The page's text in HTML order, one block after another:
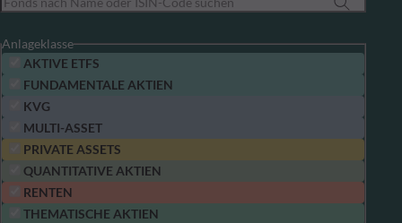
Anlageklasse
AKTIVE ETFS
FUNDAMENTALE AKTIEN
KVG
MULTI-ASSET
PRIVATE ASSETS
QUANTITATIVE AKTIEN
RENTEN
THEMATISCHE AKTIEN